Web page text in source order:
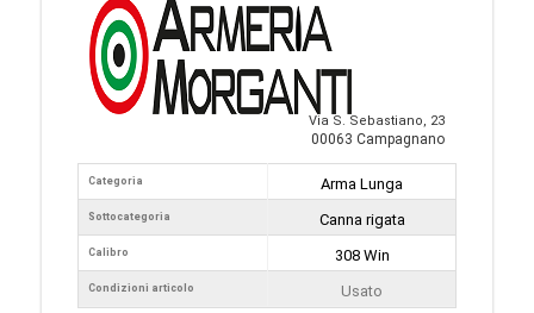
Via S. Sebastiano, 23
00063 Campagnano
Categoria
Sottocategoria
Calibro
Condizioni articolo
Arma Lunga
Canna rigata
308 Win
Usato